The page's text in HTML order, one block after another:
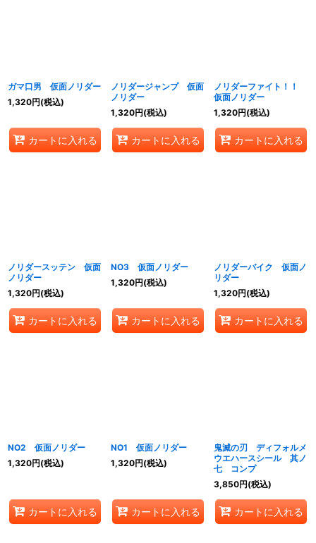
ガマ口男 仮面ノリダー
1,320円(税込)
カートに入れる
ノリダージャンプ 仮面
ノリダー
1,320円(税込)
カートに入れる
ノリダーファイト！！
仮面ノリダー
1,320円(税込)
カートに入れる
ノリダースッテン 仮面
ノリダー
1,320円(税込)
カートに入れる
NO3 仮面ノリダー
1,320円(税込)
カートに入れる
ノリダーバイク 仮面ノ
リダー
1,320円(税込)
カートに入れる
NO2 仮面ノリダー
1,320円(税込)
カートに入れる
NO1 仮面ノリダー
1,320円(税込)
カートに入れる
鬼滅の刃 ディフォルメ
ウエハースシール 其ノ
七 コンプ
3,850円(税込)
カートに入れる